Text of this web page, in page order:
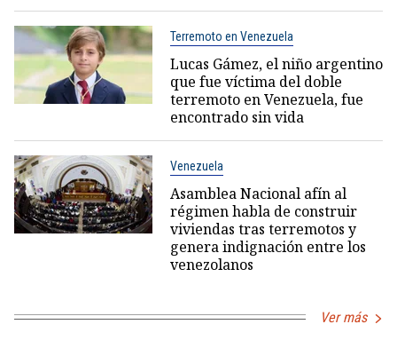
Terremoto en Venezuela
Lucas Gámez, el niño argentino
que fue víctima del doble
terremoto en Venezuela, fue
encontrado sin vida
Venezuela
Asamblea Nacional afín al
régimen habla de construir
viviendas tras terremotos y
genera indignación entre los
venezolanos
Ver más